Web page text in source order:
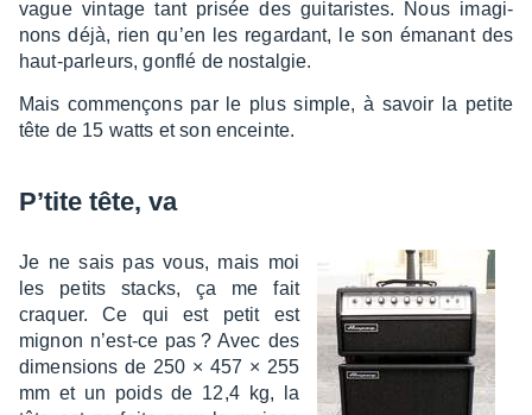
vague vintage tant prisée des guita­ristes. Nous imagi­
nons déjà, rien qu’en les regar­dant, le son émanant des
haut-parleurs, gonflé de nostal­gie.
Mais commençons par le plus simple, à savoir la petite
tête de 15 watts et son enceinte.
P’tite tête, va
Je ne sais pas vous, mais moi
les petits stacks, ça me fait
craquer. Ce qui est petit est
mignon n’est-ce pas ? Avec des
dimen­sions de 250 × 457 × 255
mm et un poids de 12,4 kg, la